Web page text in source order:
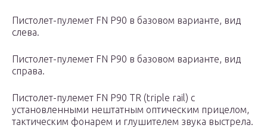
Пистолет-пулемет FN P90 в базовом варианте, вид
слева.
Пистолет-пулемет FN P90 в базовом варианте, вид
справа.
Пистолет-пулемет FN P90 TR (triple rail) с
установленными нештатным оптическим прицелом,
тактическим фонарем и глушителем звука выстрела.